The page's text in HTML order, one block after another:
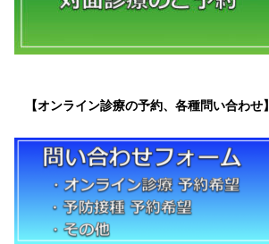
【オンライン診療の予約、各種問い合わせ】